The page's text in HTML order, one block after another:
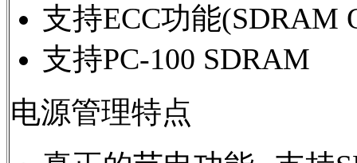
支持ECC功能(SDRAM
支持PC-100 SDRAM
电源管理特点